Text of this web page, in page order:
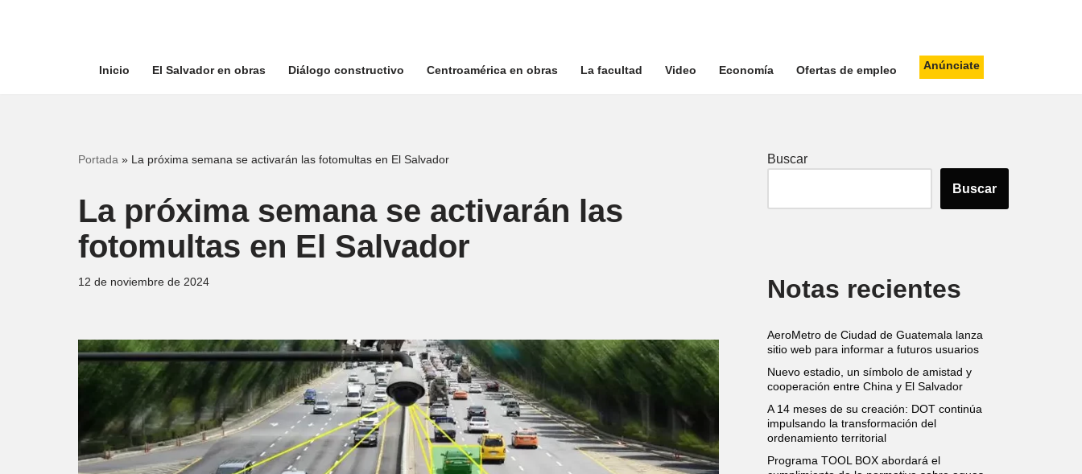
Inicio El Salvador en obras Diálogo constructivo Centroamérica en obras La facultad Video Economía Ofertas de empleo Anúnciate
Portada » La próxima semana se activarán las fotomultas en El Salvador
La próxima semana se activarán las
fotomultas en El Salvador
12 de noviembre de 2024
Buscar
Buscar
Notas recientes
AeroMetro de Ciudad de Guatemala lanza
sitio web para informar a futuros usuarios
Nuevo estadio, un símbolo de amistad y
cooperación entre China y El Salvador
A 14 meses de su creación: DOT continúa
impulsando la transformación del
ordenamiento territorial
Programa TOOL BOX abordará el